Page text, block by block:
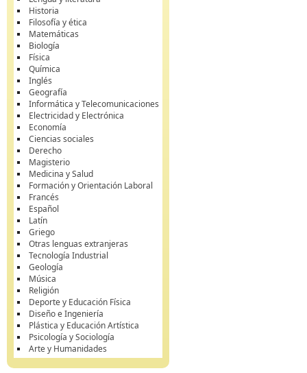
Historia
Filosofía y ética
Matemáticas
Biología
Física
Química
Inglés
Geografía
Informática y Telecomunicaciones
Electricidad y Electrónica
Economía
Ciencias sociales
Derecho
Magisterio
Medicina y Salud
Formación y Orientación Laboral
Francés
Español
Latín
Griego
Otras lenguas extranjeras
Tecnología Industrial
Geología
Música
Religión
Deporte y Educación Física
Diseño e Ingeniería
Plástica y Educación Artística
Psicología y Sociología
Arte y Humanidades